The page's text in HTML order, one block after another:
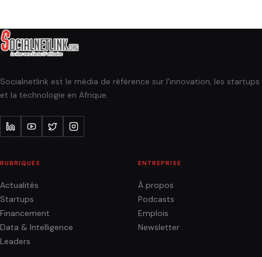
Socialnetlink est le média de référence sur l'innovation, les startups
et la technologie en Afrique.
RUBRIQUES
Actualités
Startups
Financement
Data & Intelligence
Leaders
ENTREPRISE
À propos
Podcasts
Emplois
Newsletter